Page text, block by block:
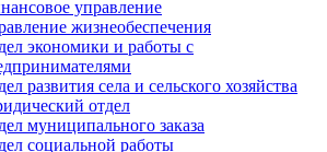
управление
жизнеобеспечения
экономики и работы с
развития села и сельского хозяйства
отдел
муниципального заказа
социальной работы